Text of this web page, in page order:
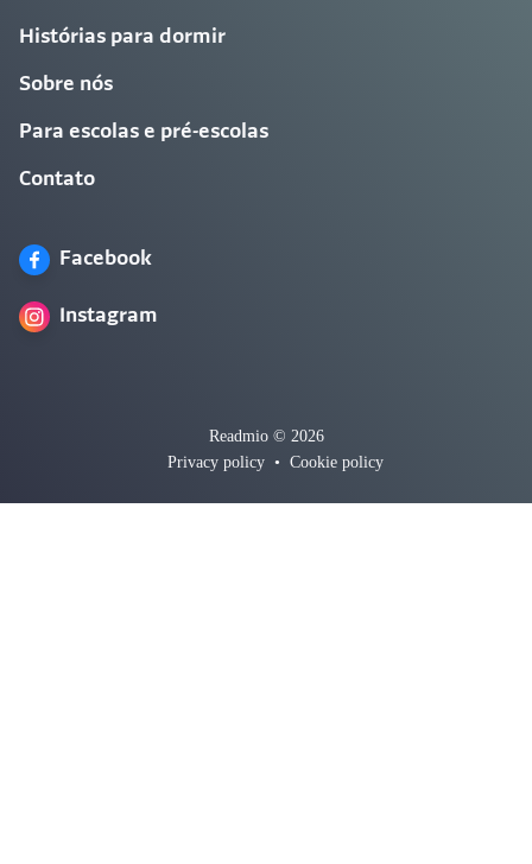
Histórias para dormir
Sobre nós
Para escolas e pré-escolas
Contato
Facebook
Instagram
Readmio © 2026
Privacy policy • Cookie policy